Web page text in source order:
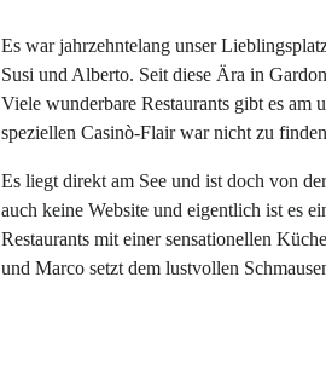
Es war jahrzehntelang unser
Susi und Alberto. Seit diese Ära in
Viele wunderbare Restaurants gibt es am
speziellen Casinò-Flair war nicht zu
Es liegt direkt am See und ist doch von
auch keine Website und eigentlich ist es
Restaurants mit einer sensationellen
und Marco setzt dem lustvollen